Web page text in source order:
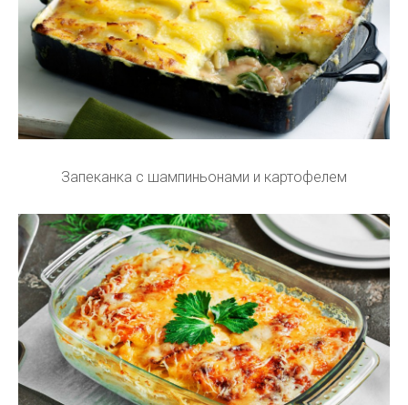
Запеканка с шампиньонами и картофелем